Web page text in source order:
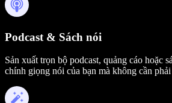
Podcast & Sách nói
Sản xuất trọn bộ podcast, quảng cáo hoặc
chính giọng nói của bạn mà không cần